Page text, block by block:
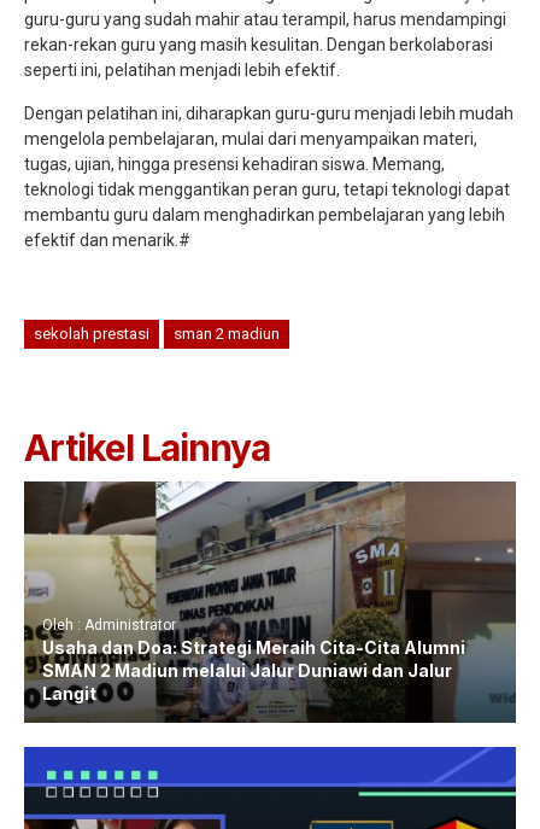
guru-guru yang sudah mahir atau terampil, harus mendampingi
rekan-rekan guru yang masih kesulitan. Dengan berkolaborasi
seperti ini, pelatihan menjadi lebih efektif.
Dengan pelatihan ini, diharapkan guru-guru menjadi lebih mudah
mengelola pembelajaran, mulai dari menyampaikan materi,
tugas, ujian, hingga presensi kehadiran siswa. Memang,
teknologi tidak menggantikan peran guru, tetapi teknologi dapat
membantu guru dalam menghadirkan pembelajaran yang lebih
efektif dan menarik.#
sekolah prestasi sman 2 madiun
Artikel Lainnya
Oleh : Administrator
Usaha dan Doa: Strategi Meraih Cita-Cita Alumni
SMAN 2 Madiun melalui Jalur Duniawi dan Jalur
Langit